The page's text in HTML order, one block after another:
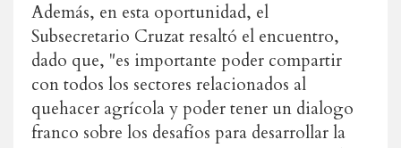
Además, en esta oportunidad, el
Subsecretario Cruzat resaltó el encuentro,
dado que, "es importante poder compartir
con todos los sectores relacionados al
quehacer agrícola y poder tener un dialogo
franco sobre los desafíos para desarrollar la